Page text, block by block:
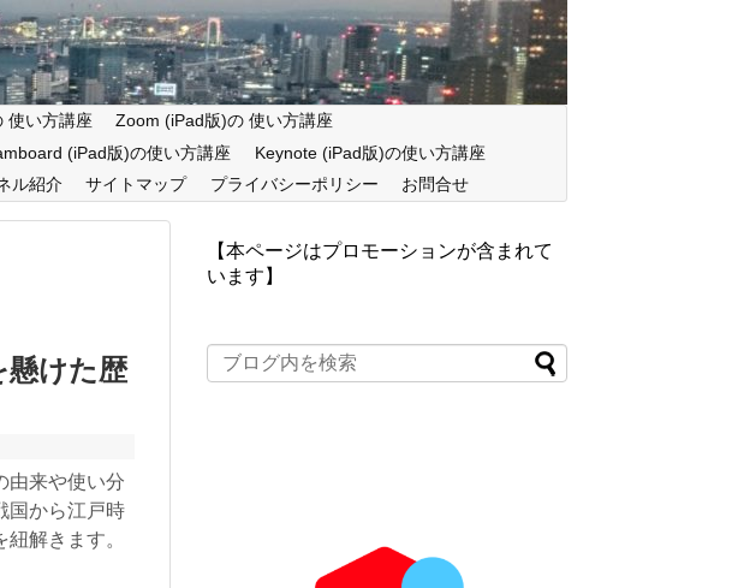
使い方講座
Zoom (iPad版)の 使い方講座
(iPad版)の使い方講座
Keynote (iPad版)の使い方講座
ル紹介 サイトマップ プライバシーポリシー お問合せ
懸けた歴
由来や使い分
国から江戸時
解きます。
【本ページはプロモーションが含まれて
います】